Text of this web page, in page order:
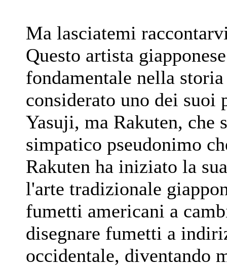
Ma lasciatemi
Questo artista
fondamentale nella
considerato uno dei suoi
Yasuji, ma Rakuten, che
simpatico pseudonimo
Rakuten ha iniziato la
l'arte tradizionale
fumetti americani a
disegnare fumetti a
occidentale, diventando